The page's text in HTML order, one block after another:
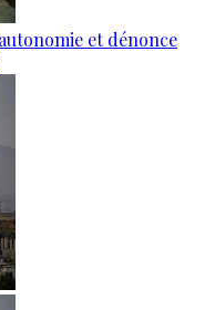
et dénonce